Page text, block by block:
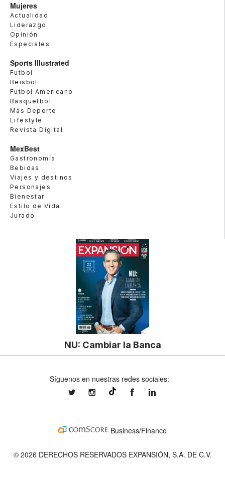
Mujeres
Actualidad
Liderazgo
Opinión
Especiales
Sports Illustrated
Futbol
Beisbol
Futbol Americano
Basquetbol
Más Deporte
Lifestyle
Revista Digital
MexBest
Gastronomía
Bebidas
Viajes y destinos
Personajes
Bienestar
Estilo de Vida
Jurado
NU: Cambiar la Banca
Síguenos en nuestras redes sociales:
expansionmxexpansionmx ExpansionMex
Business/Finance
© 2026 DERECHOS RESERVADOS EXPANSIÓN, S.A. DE C.V.